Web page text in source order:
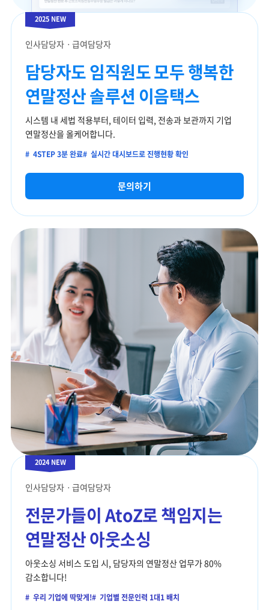
2025 NEW
인사담당자ㆍ급여담당자
담당자도 임직원도모두 행복한
연말정산 솔루션 이음택스
시스템 내 세법 적용부터, 테이터 입력, 전송과 보관까지 기업
연말정산을 올케어합니다.
# 4STEP 3분 완료# 실시간 대시보드로 진행현황 확인
문의하기
2024 NEW
인사담당자ㆍ급여담당자
전문가들이AtoZ로 책임지는
연말정산 아웃소싱
아웃소싱 서비스 도입 시, 담당자의 연말정산 업무가80%
감소합니다!
# 우리 기업에 딱맞게!# 기업별 전문인력 1대1 배치